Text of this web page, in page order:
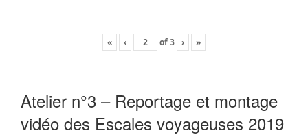
« ‹ of3 › »
Atelier n°3 – Reportage et montage
vidéo des Escales voyageuses 2019